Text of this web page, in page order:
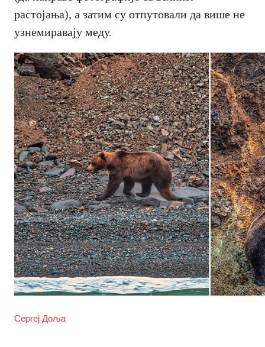
растојања), а затим су отпутовали да више не
узнемиравају меду.
Сергеј Доља